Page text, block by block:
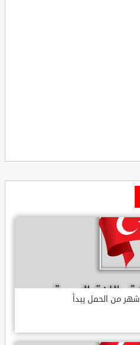
من الحمل يبدأ